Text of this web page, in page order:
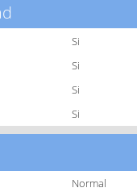
Si
Si
Si
Si
Normal